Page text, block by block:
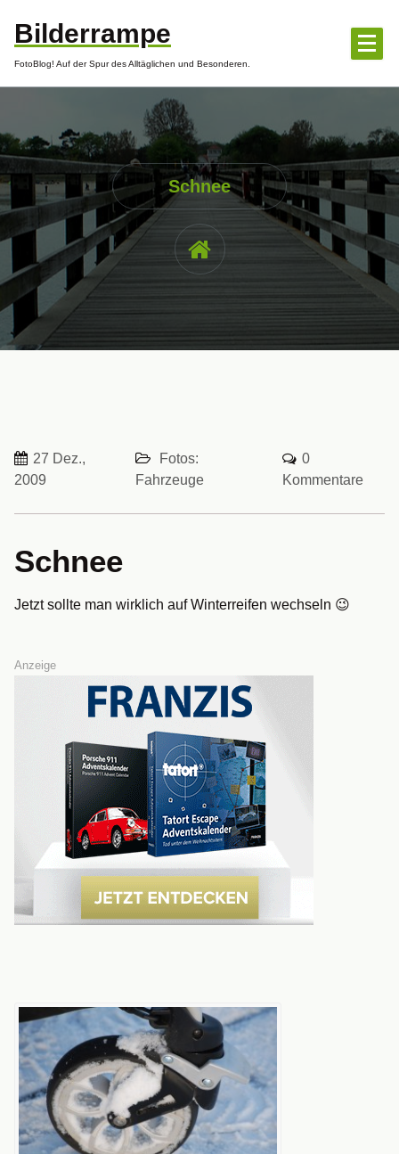
Inhalt
springen
Bilderrampe
FotoBlog! Auf der Spur des Alltäglichen und Besonderen.
Schnee
27 Dez.,
2009
Fotos:
Fahrzeuge
0
Kommentare
Schnee
Jetzt sollte man wirklich auf Winterreifen wechseln 😉
Anzeige